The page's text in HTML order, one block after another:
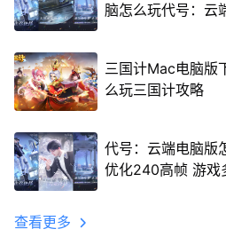
脑怎么玩代号：云
三国计Mac电脑版
么玩三国计攻略
代号：云端电脑版
优化240高帧 游戏
查看更多